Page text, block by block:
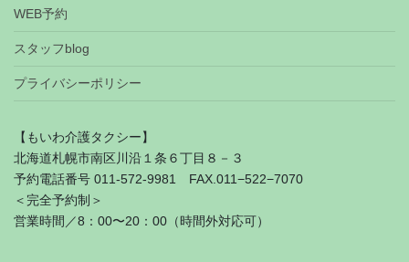
WEB予約
スタッフblog
プライバシーポリシー
【もいわ介護タクシー】
北海道札幌市南区川沿１条６丁目８－３
予約電話番号 011-572-9981 FAX.011−522−7070
＜完全予約制＞
営業時間／8：00〜20：00（時間外対応可）